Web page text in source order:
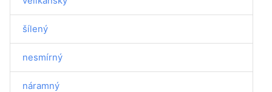
šílený
nesmírný
náramný